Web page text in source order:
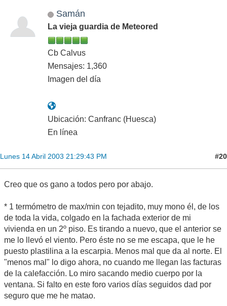
Samán
La vieja guardia de Meteored
Cb Calvus
Mensajes: 1,360
Imagen del día
Ubicación: Canfranc (Huesca)
En línea
Lunes 14 Abril 2003 21:29:43 PM #20
Creo que os gano a todos pero por abajo.
* 1 termómetro de max/min con tejadito, muy mono él, de los
de toda la vida, colgado en la fachada exterior de mi
vivienda en un 2º piso. Es tirando a nuevo, que el anterior se
me lo llevó el viento. Pero éste no se me escapa, que le he
puesto plastilina a la escarpia. Menos mal que da al norte. El
"menos mal" lo digo ahora, no cuando me llegan las facturas
de la calefacción. Lo miro sacando medio cuerpo por la
ventana. Si falto en este foro varios días seguidos dad por
seguro que me he matao.